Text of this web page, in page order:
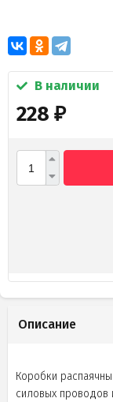
В наличии
228 ₽
Описание
Коробки
силовых проводов